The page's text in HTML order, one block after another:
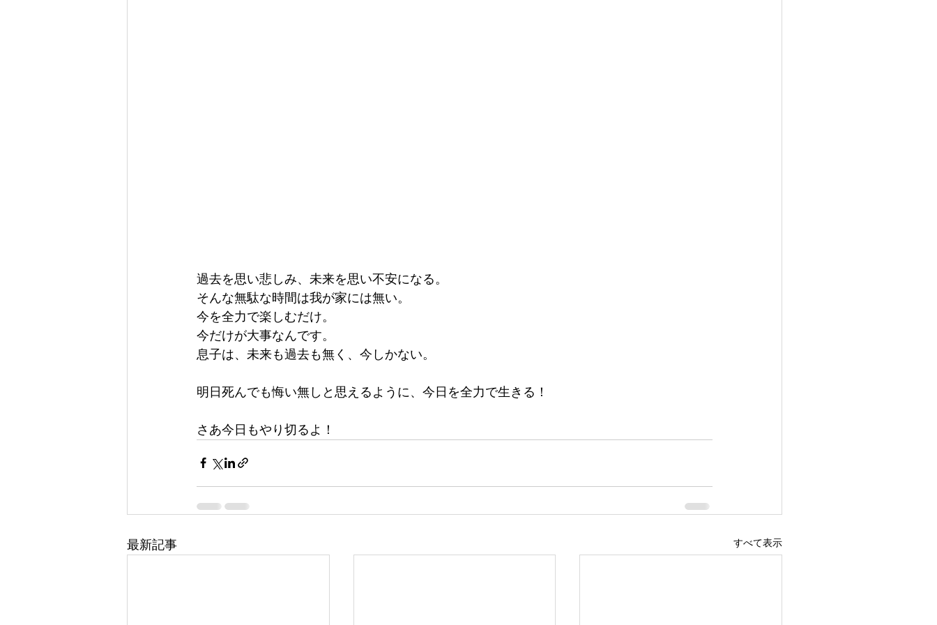
過去を思い悲しみ、未来を思い不安になる。
そんな無駄な時間は我が家には無い。
今を全力で楽しむだけ。
今だけが大事なんです。
息子は、未来も過去も無く、今しかない。
明日死んでも悔い無しと思えるように、今日を全力で生きる！
さあ今日もやり切るよ！
最新記事 すべて表示